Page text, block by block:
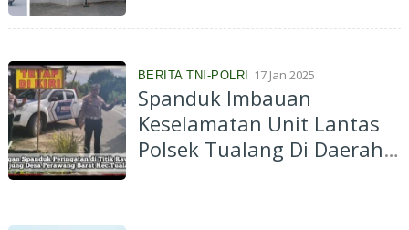
BERITA TNI-POLRI 17 Jan 2025
Spanduk Imbauan
Keselamatan Unit Lantas
Polsek Tualang Di Daerah